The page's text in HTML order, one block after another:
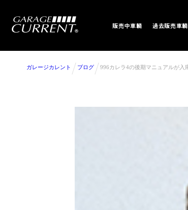
販売中車輌 過去販売車輌
ガレージカレント ブログ